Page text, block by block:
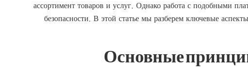
ассортимент товаров и услуг. Однако работа с подобными
безопасности. В этой статье мы разберем ключевые
Основные